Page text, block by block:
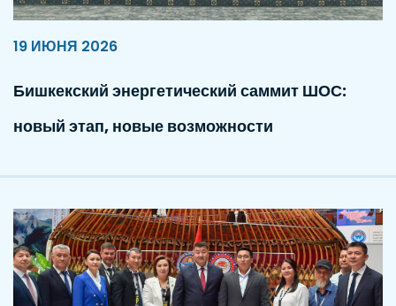
19 ИЮНЯ 2026
Бишкекский энергетический саммит ШОС:
новый этап, новые возможности